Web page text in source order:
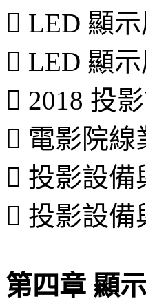
 LED 顯
 LED 顯
 2018 投
 電影院線
 投影設備
 投影設備
第四章 顯